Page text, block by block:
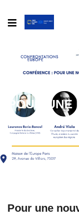
POUR
Pour une